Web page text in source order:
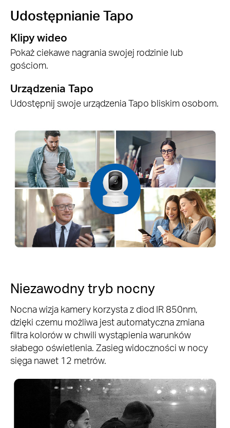
Udostępnianie Tapo
Klipy wideo
Pokaż ciekawe nagrania swojej rodzinie lub
gościom.
Urządzenia Tapo
Udostępnij swoje urządzenia Tapo bliskim osobom.
Niezawodny tryb nocny
Nocna wizja kamery korzysta z diod IR 850nm,
dzięki czemu możliwa jest automatyczna zmiana
filtra kolorów w chwili wystąpienia warunków
słabego oświetlenia. Zasieg widoczności w nocy
sięga nawet 12 metrów.